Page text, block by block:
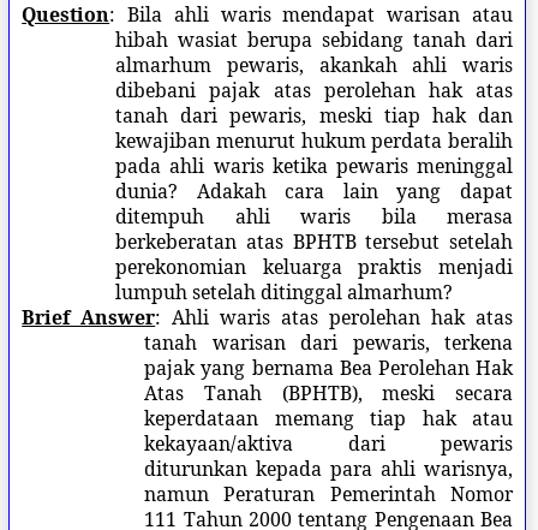
Question: Bila ahli waris mendapat warisan atau
hibah wasiat berupa sebidang tanah dari
almarhum pewaris, akankah ahli waris
dibebani pajak atas perolehan hak atas
tanah dari pewaris, meski tiap hak dan
kewajiban menurut hukum perdata beralih
pada ahli waris ketika pewaris meninggal
dunia? Adakah cara lain yang dapat
ditempuh ahli waris bila merasa
berkeberatan atas BPHTB tersebut setelah
perekonomian keluarga praktis menjadi
lumpuh setelah ditinggal almarhum?
Brief Answer: Ahli waris atas perolehan hak atas
tanah warisan dari pewaris, terkena
pajak yang bernama Bea Perolehan Hak
Atas Tanah (BPHTB), meski secara
keperdataan memang tiap hak atau
kekayaan/aktiva dari pewaris
diturunkan kepada para ahli warisnya,
namun Peraturan Pemerintah Nomor
111 Tahun 2000 tentang Pengenaan Bea